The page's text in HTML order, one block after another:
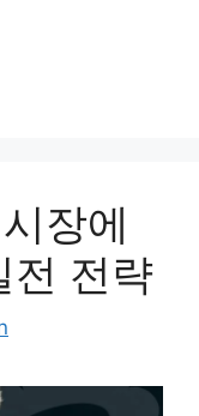
장에
전 전략